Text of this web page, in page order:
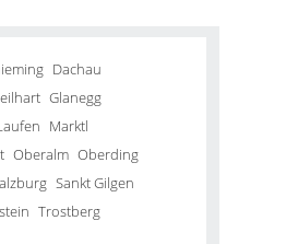
Dachau
Glanegg
Marktl
Oberalm Oberding
Sankt Gilgen
Trostberg